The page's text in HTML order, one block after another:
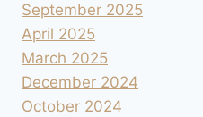
September 2025
April 2025
March 2025
December 2024
October 2024